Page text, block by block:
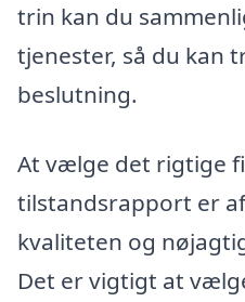
trin kan du
tjenester, så du kan
beslutning.
At vælge det rigtige
tilstandsrapport er
kvaliteten og
Det er vigtigt at